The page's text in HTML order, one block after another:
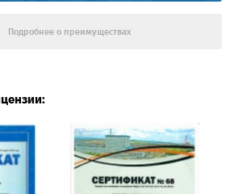
Подробнее о преимуществах